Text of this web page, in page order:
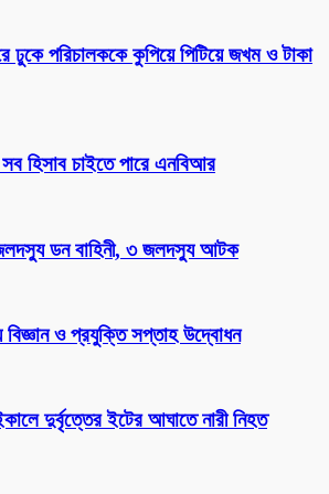
ঢুকে পরিচালককে কুপিয়ে পিটিয়ে জখম ও টাকা
হিসাব চাইতে পারে এনবিআর
ডন বাহিনী, ৩ জলদস্যু আটক
বিজ্ঞান ও প্রযুক্তি সপ্তাহ উদ্বোধন
দুর্বৃত্তের ইটের আঘাতে নারী নিহত